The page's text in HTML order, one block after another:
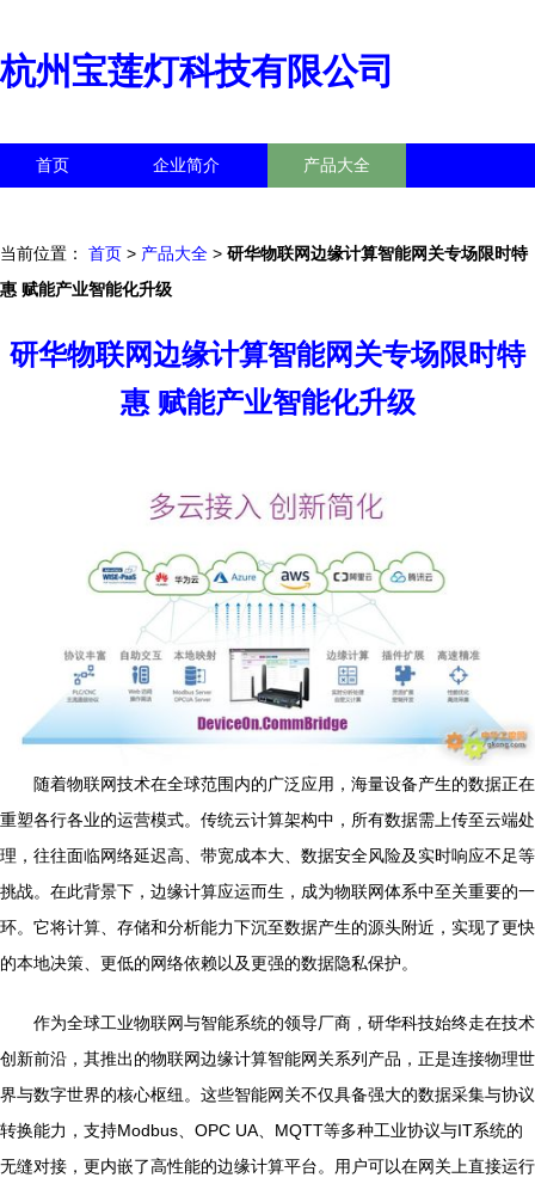
杭州宝莲灯科技有限公司
首页 企业简介 产品大全
当前位置： 首页 > 产品大全 > 研华物联网边缘计算智能网关专场限时特
惠 赋能产业智能化升级
研华物联网边缘计算智能网关专场限时特
惠 赋能产业智能化升级
随着物联网技术在全球范围内的广泛应用，海量设备产生的数据正在
重塑各行各业的运营模式。传统云计算架构中，所有数据需上传至云端处
理，往往面临网络延迟高、带宽成本大、数据安全风险及实时响应不足等
挑战。在此背景下，边缘计算应运而生，成为物联网体系中至关重要的一
环。它将计算、存储和分析能力下沉至数据产生的源头附近，实现了更快
的本地决策、更低的网络依赖以及更强的数据隐私保护。
作为全球工业物联网与智能系统的领导厂商，研华科技始终走在技术
创新前沿，其推出的物联网边缘计算智能网关系列产品，正是连接物理世
界与数字世界的核心枢纽。这些智能网关不仅具备强大的数据采集与协议
转换能力，支持Modbus、OPC UA、MQTT等多种工业协议与IT系统的
无缝对接，更内嵌了高性能的边缘计算平台。用户可以在网关上直接运行